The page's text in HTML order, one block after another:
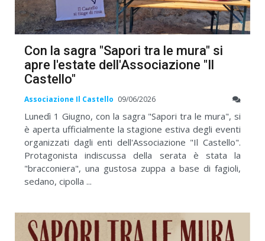
Con la sagra "Sapori tra le mura" si
apre l'estate dell'Associazione "Il
Castello"
Associazione Il Castello 09/06/2026
Lunedì 1 Giugno, con la sagra "Sapori tra le mura", si
è aperta ufficialmente la stagione estiva degli eventi
organizzati dagli enti dell'Associazione "Il Castello".
Protagonista indiscussa della serata è stata la
"bracconiera", una gustosa zuppa a base di fagioli,
sedano, cipolla ...